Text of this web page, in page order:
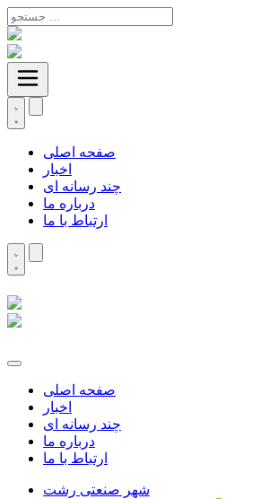
صفحه اصلی
اخبار
چند رسانه ای
درباره ما
ارتباط با ما
صفحه اصلی
اخبار
چند رسانه ای
درباره ما
ارتباط با ما
شهر صنعتی رشت